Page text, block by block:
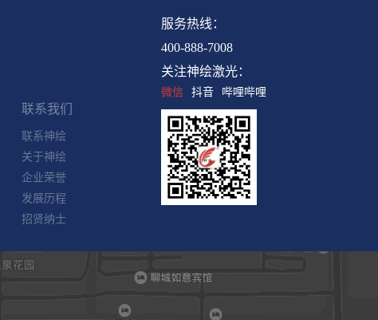
发展历程
招贤纳士
员工验证
服务热线：
400-888-7008
关注神绘激光：
微信 抖音 哔哩哔哩